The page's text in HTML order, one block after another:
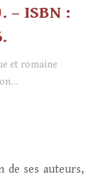
– ISBN :
et romaine
de ses auteurs,